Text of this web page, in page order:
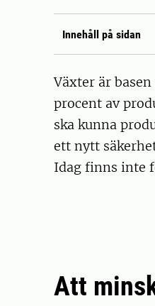
Innehåll på sidan
Växter är
procent av
ska kunna
ett nytt
Idag finns inte
Att